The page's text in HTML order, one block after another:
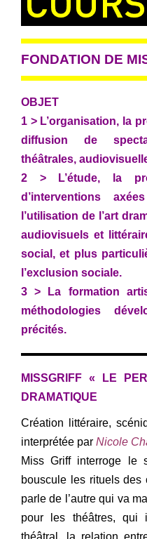
FONDATION DE
OBJET
1 > L’organisation, la
diffusion de
théâtrales,
2 > L’étude, la
d’interventions
l’utilisation de l’art
audiovisuels et
social, et plus
l’exclusion sociale.
3 > La formation
méthodologies
précités.
MISSGRIFF « LE
DRAMATIQUE
Création littéraire,
interprétée par Nicole
Miss Griff interroge le
bouscule les rituels des
parle de l’autre qui va
pour les théâtres, qui